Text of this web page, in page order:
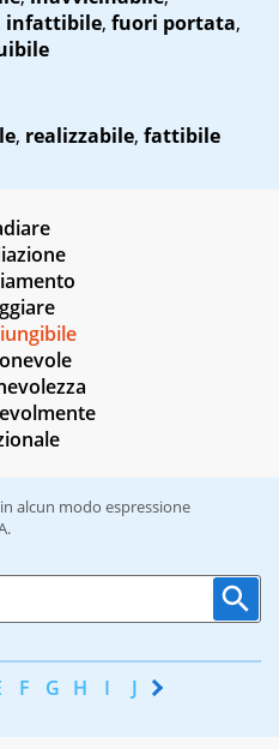
infattibile, fuori portata,
, realizzabile, fattibile
alcun modo espressione
F G H I J K